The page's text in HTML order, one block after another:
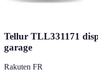
Tellur TLL331171
garage
Rakuten FR